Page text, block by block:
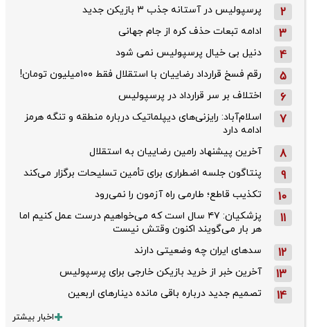
2 پرسپولیس در آستانه جذب ۳ بازیکن جدید
3 ادامه تبعات حذف کره از جام جهانی
4 دنیل بی خیال پرسپولیس نمی شود
5 رقم فسخ قرارداد رضاییان با استقلال فقط ۱۰۰میلیون تومان!
6 اختلاف بر سر قرارداد در پرسپولیس
7
اسلام‌آباد: رایزنی‌های دیپلماتیک درباره منطقه و تنگه هرمز
ادامه دارد
8 آخرین پیشنهاد رامین رضاییان به استقلال
9 پنتاگون جلسه اضطراری برای تأمین تسلیحات برگزار می‌کند
10 تکذیب قاطع؛‌ طارمی راه آزمون را نمی‌رود
11
پزشکیان: ۴۷ سال است که می‌خواهیم درست عمل کنیم اما
هر بار می‌گویند اکنون وقتش نیست
12 سدهای ایران چه وضعیتی دارند
13 آخرین خبر از خرید بازیکن خارجی برای پرسپولیس
14 تصمیم جدید درباره باقی مانده دینارهای اربعین
اخبار بیشتر